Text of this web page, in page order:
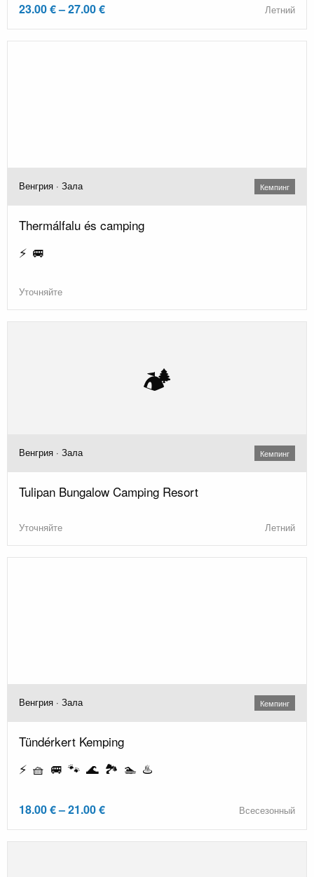
23.00 € – 27.00 € Летний
Венгрия · Зала Кемпинг
Thermálfalu és camping
⚡ 🚐
Уточняйте
🏕️
Венгрия · Зала Кемпинг
Tulipan Bungalow Camping Resort
Уточняйте Летний
Венгрия · Зала Кемпинг
Tündérkert Kemping
⚡ 🧺 🚐 🐾 🌊 🏞️ 🏊 ♨️
18.00 € – 21.00 € Всесезонный